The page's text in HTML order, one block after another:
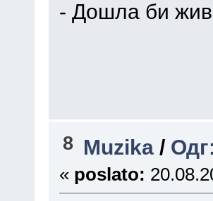
- Дошла би
8 Muzika /
« poslato: